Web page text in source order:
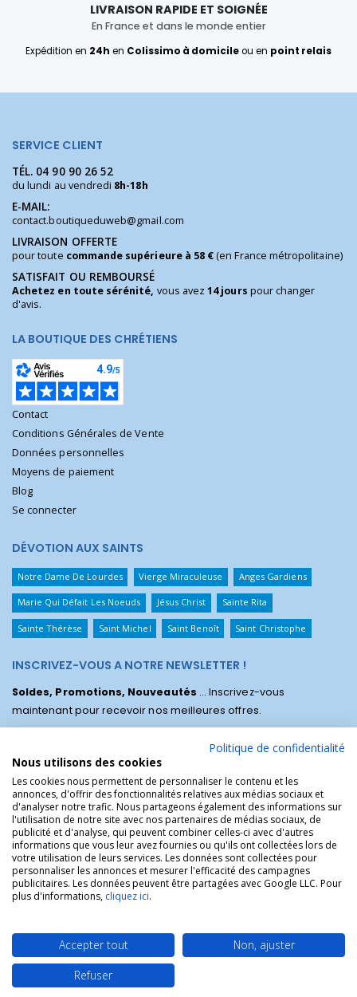
LIVRAISON RAPIDE ET SOIGNÉE
En France et dans le monde entier
Expédition en 24h en Colissimo à domicileou en point relais
SERVICE CLIENT
TÉL. 04 90 90 26 52
du lundi au vendredi 8h-18h
E-MAIL:
contact.boutiqueduweb@gmail.com
LIVRAISON OFFERTE
pour toute commande supérieure à 58 €(en France métropolitaine)
SATISFAIT OU REMBOURSÉ
Achetez en toute sérénité, vous avez14 jours pour changer
d'avis.
LA BOUTIQUE DES CHRÉTIENS
Contact
Conditions Générales de Vente
Données personnelles
Moyens de paiement
Blog
Se connecter
DÉVOTION AUX SAINTS
Notre Dame De Lourdes Vierge Miraculeuse Anges Gardiens
Marie Qui Défait Les Noeuds Jésus Christ Sainte Rita
Sainte Thérèse Saint Michel Saint Benoît Saint Christophe
INSCRIVEZ-VOUS A NOTRE NEWSLETTER !
Soldes, Promotions, Nouveautés ... Inscrivez-vous
maintenant pour recevoir nos meilleures offres.
La Boutique des Chrétiens © | La boutique religieuse chrétienne de
référence !.
Politique de confidentialité
Nous utilisons des cookies
Les cookies nous permettent de personnaliser le contenu et les
annonces, d'offrir des fonctionnalités relatives aux médias sociaux et
d'analyser notre trafic. Nous partageons également des informations sur
l'utilisation de notre site avec nos partenaires de médias sociaux, de
publicité et d'analyse, qui peuvent combiner celles-ci avec d'autres
informations que vous leur avez fournies ou qu'ils ont collectées lors de
votre utilisation de leurs services. Les données sont collectées pour
personnaliser les annonces et mesurer l'efficacité des campagnes
publicitaires. Les données peuvent être partagées avec Google LLC. Pour
plus d'informations, cliquez ici.
Accepter tout
Non, ajuster
Refuser